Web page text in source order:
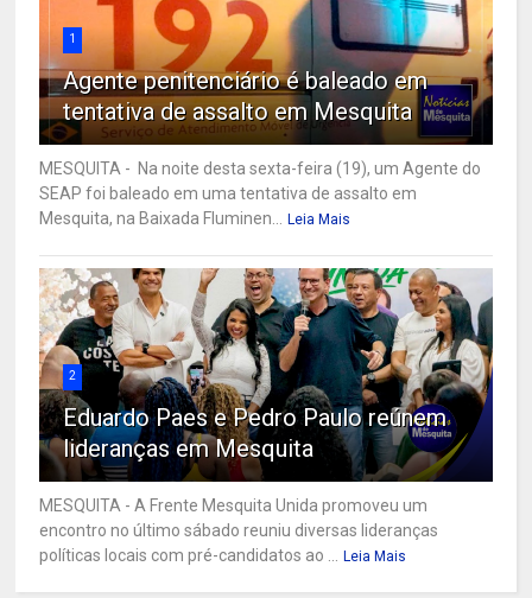
1
Agente penitenciário é baleado em
tentativa de assalto em Mesquita
MESQUITA - Na noite desta sexta-feira (19), um Agente do
SEAP foi baleado em uma tentativa de assalto em
Mesquita, na Baixada Fluminen... Leia Mais
2
Eduardo Paes e Pedro Paulo reúnem
lideranças em Mesquita
MESQUITA - A Frente Mesquita Unida promoveu um
encontro no último sábado reuniu diversas lideranças
políticas locais com pré-candidatos ao ... Leia Mais